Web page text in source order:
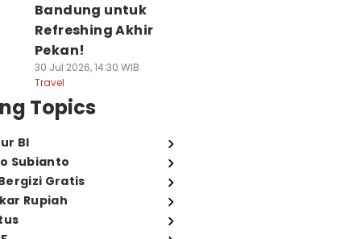
Bandung untuk
Refreshing Akhir
Pekan!
30 Jul 2026, 14:30 WIB
Travel
Topics
BI
Subianto
Gratis
Rupiah